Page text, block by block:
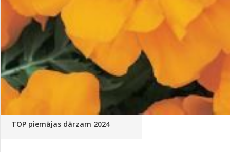
Palīglīdzekļi augu audzēšanai (72)
Klientu Diena
Novatec - izcils mēslošanai arī
sezonas otrajā pusē!
Piedāvājums ābeļdārziem
TOP piemājas dārzam 2024